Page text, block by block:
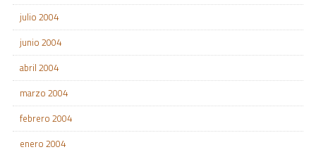
julio 2004
junio 2004
abril 2004
marzo 2004
febrero 2004
enero 2004